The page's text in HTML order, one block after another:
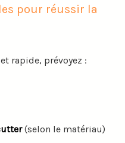
pour réussir la
rapide, prévoyez :
(selon le matériau)